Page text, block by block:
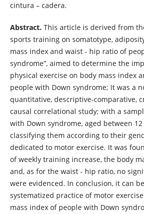
cintura – cadera.
Abstract.This article is derived from
sports training on somatotype,
mass index and waist - hip ratio of
syndrome”, aimed to determine the
physical exercise on body mass index
people with Down syndrome; It was a
quantitative, descriptive-comparative,
causal correlational study; with a
with Down syndrome, aged between
classifying them according to their
dedicated to motor exercise. It was
of weekly training increase, the body
and, as for the waist - hip ratio, no
were evidenced. In conclusion, it can
systematized practice of motor
mass index of people with Down